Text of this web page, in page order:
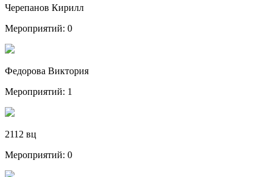
Черепанов Кирилл
Мероприятий: 0
Федорова Виктория
Мероприятий: 1
2112 вц
Мероприятий: 0